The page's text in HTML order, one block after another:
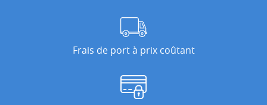
Frais de port à prix coûtant